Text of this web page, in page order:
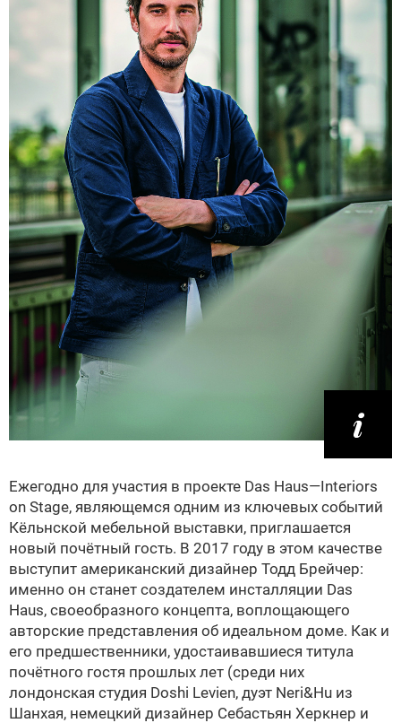
Ежегодно для участия в проекте Das Haus—Interiors
on Stage, являющемся одним из ключевых событий
Кёльнской мебельной выставки, приглашается
новый почётный гость. В 2017 году в этом качестве
выступит американский дизайнер Тодд Брейчер:
именно он станет создателем инсталляции Das
Haus, своеобразного концепта, воплощающего
авторские представления об идеальном доме. Как и
его предшественники, удостаивавшиеся титула
почётного гостя прошлых лет (среди них
лондонская студия Doshi Levien, дуэт Neri&Hu из
Шанхая, немецкий дизайнер Себастьян Херкнер и